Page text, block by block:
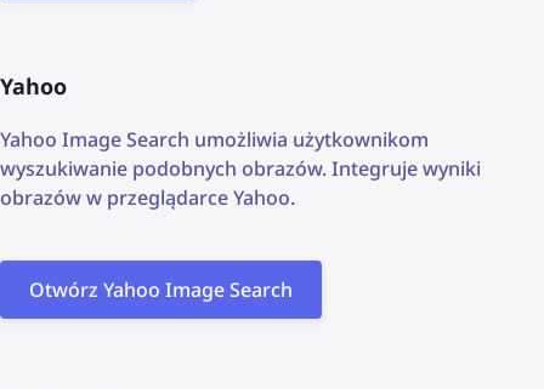
Yahoo
Yahoo Image Search umożliwia użytkownikom
wyszukiwanie podobnych obrazów. Integruje wyniki
obrazów w przeglądarce Yahoo.
Otwórz Yahoo Image Search